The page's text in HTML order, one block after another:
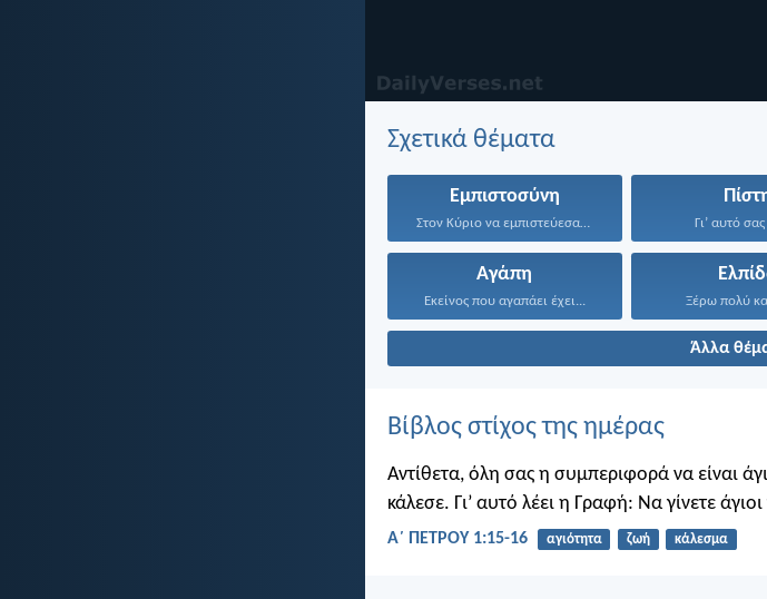
Σχετικά θέματα
Εμπιστοσύνη
Στον Κύριο να εμπιστεύεσαι... Γι’ αυτό σας
Αγάπη
Εκείνος που αγαπάει έχει... Ξέρω πολύ
Άλλα
Βίβλος στίχος της ημέρας
Αντίθετα, όλη σας η συμπεριφορά να είναι
κάλεσε. Γι’ αυτό λέει η Γραφή: Να γίνετε άγιοι
Α΄ ΠΕΤΡΟΥ 1:15-16 αγιότητα ζωή κάλεσμα